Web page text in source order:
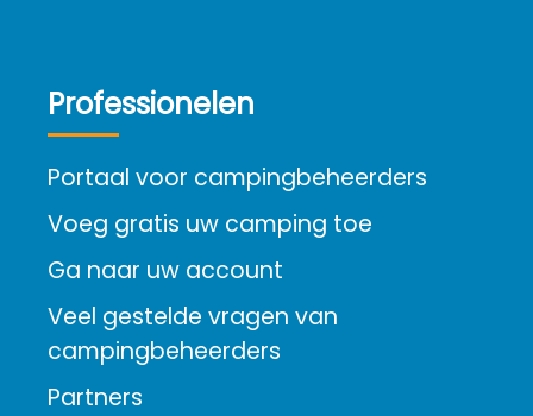
Professionelen
Portaal voor campingbeheerders
Voeg gratis uw camping toe
Ga naar uw account
Veel gestelde vragen van
campingbeheerders
Partners